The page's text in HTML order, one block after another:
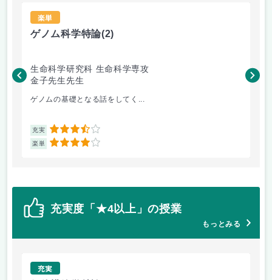
楽単
ゲノム科学特論(2)
生命科学研究科 生命科学専攻
金子先生先生
ゲノムの基礎となる話をしてく...
充実 3.5
楽単 4
岸
充実度「★4以上」の授業
もっとみる
充実